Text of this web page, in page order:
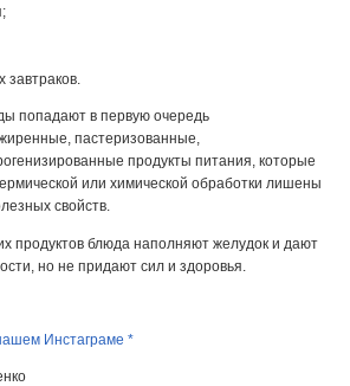
завтраков.
попадают в первую очередь
пастеризованные,
продукты питания, которые
или химической обработки лишены
свойств.
продуктов блюда наполняют желудок и дают
но не придают сил и здоровья.
Инстаграме *